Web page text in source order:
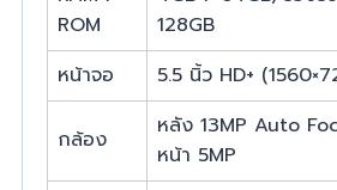
ROM
128GB
หน้าจอ
5.5 นิ้ว HD+
กล้อง
หลัง 13MP Auto
หน้า 5MP